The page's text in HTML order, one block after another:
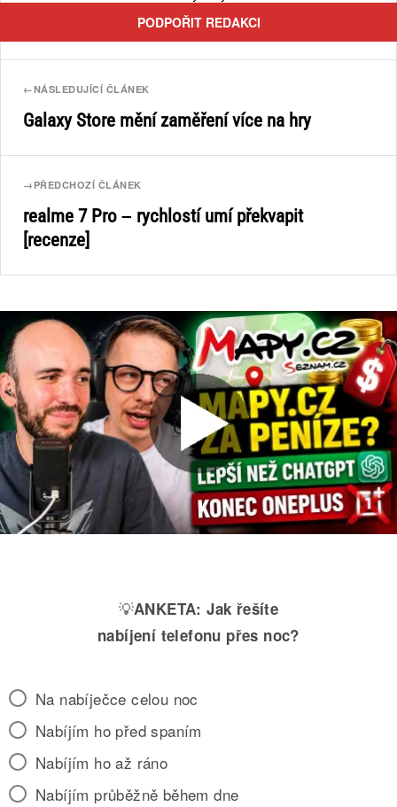
PODPOŘIT REDAKCI
←NÁSLEDUJÍCÍ ČLÁNEK
Galaxy Store mění zaměření více na hry
→ PŘEDCHOZÍ ČLÁNEK
realme 7 Pro – rychlostí umí překvapit
[recenze]
💡ANKETA: Jak řešíte
nabíjení telefonu přes noc?
Na nabíječce celou noc
Nabíjím ho před spaním
Nabíjím ho až ráno
Nabíjím průběžně během dne